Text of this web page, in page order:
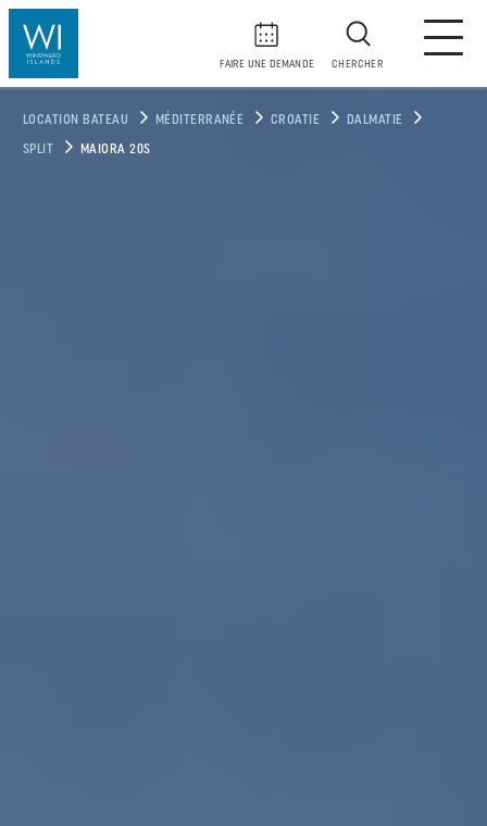
FAIRE UNE DEMANDE CHERCHER
LOCATION BATEAU MÉDITERRANÉE CROATIE DALMATIE
SPLIT MAIORA 20S